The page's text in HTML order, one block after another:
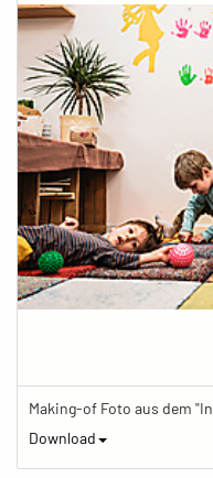
Download